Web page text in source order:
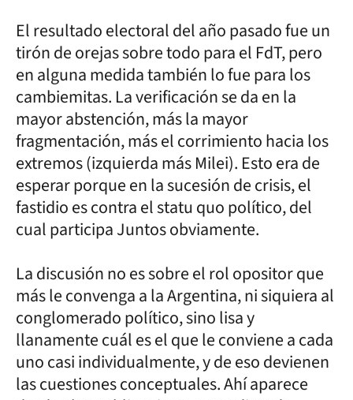
El resultado electoral del año pasado fue un
tirón de orejas sobre todo para el FdT, pero
en alguna medida también lo fue para los
cambiemitas. La verificación se da en la
mayor abstención, más la mayor
fragmentación, más el corrimiento hacia los
extremos (izquierda más Milei). Esto era de
esperar porque en la sucesión de crisis, el
fastidio es contra el statu quo político, del
cual participa Juntos obviamente.
La discusión no es sobre el rol opositor que
más le convenga a la Argentina, ni siquiera al
conglomerado político, sino lisa y
llanamente cuál es el que le conviene a cada
uno casi individualmente, y de eso devienen
las cuestiones conceptuales. Ahí aparece